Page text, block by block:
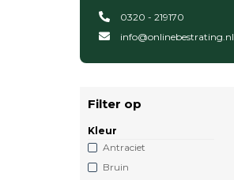
0320 - 219170
info@onlinebestrating.nl
Filter op
Kleur
Antraciet
Bruin